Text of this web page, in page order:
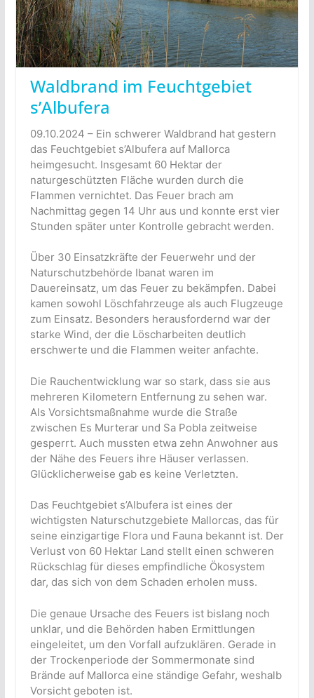
Waldbrand im Feuchtgebiet
s’Albufera
09.10.2024 – Ein schwerer Waldbrand hat gestern
das Feuchtgebiet s’Albufera auf Mallorca
heimgesucht. Insgesamt 60 Hektar der
naturgeschützten Fläche wurden durch die
Flammen vernichtet. Das Feuer brach am
Nachmittag gegen 14 Uhr aus und konnte erst vier
Stunden später unter Kontrolle gebracht werden.
Über 30 Einsatzkräfte der Feuerwehr und der
Naturschutzbehörde Ibanat waren im
Dauereinsatz, um das Feuer zu bekämpfen. Dabei
kamen sowohl Löschfahrzeuge als auch Flugzeuge
zum Einsatz. Besonders herausfordernd war der
starke Wind, der die Löscharbeiten deutlich
erschwerte und die Flammen weiter anfachte.
Die Rauchentwicklung war so stark, dass sie aus
mehreren Kilometern Entfernung zu sehen war.
Als Vorsichtsmaßnahme wurde die Straße
zwischen Es Murterar und Sa Pobla zeitweise
gesperrt. Auch mussten etwa zehn Anwohner aus
der Nähe des Feuers ihre Häuser verlassen.
Glücklicherweise gab es keine Verletzten.
Das Feuchtgebiet s’Albufera ist eines der
wichtigsten Naturschutzgebiete Mallorcas, das für
seine einzigartige Flora und Fauna bekannt ist. Der
Verlust von 60 Hektar Land stellt einen schweren
Rückschlag für dieses empfindliche Ökosystem
dar, das sich von dem Schaden erholen muss.
Die genaue Ursache des Feuers ist bislang noch
unklar, und die Behörden haben Ermittlungen
eingeleitet, um den Vorfall aufzuklären. Gerade in
der Trockenperiode der Sommermonate sind
Brände auf Mallorca eine ständige Gefahr, weshalb
Vorsicht geboten ist.